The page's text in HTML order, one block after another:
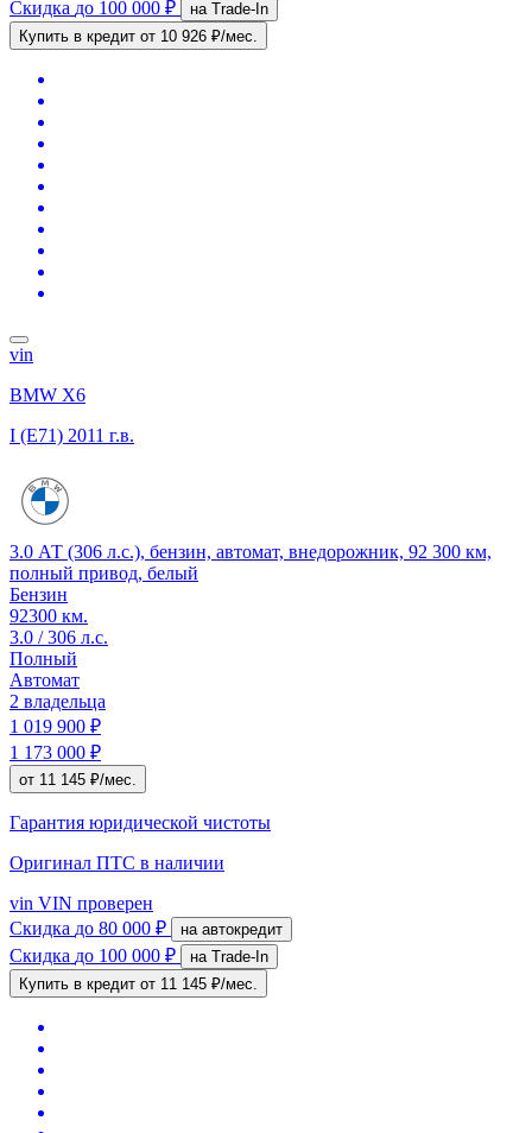
Скидка до 100 000 ₽
на Trade-In
Купить в кредит от 10 926 ₽/мес.
vin
BMW X6
I (E71) 2011 г.в.
3.0 АТ (306 л.с.), бензин, автомат, внедорожник, 92 300 км,
полный привод, белый
Бензин
92300 км.
3.0 / 306 л.с.
Полный
Автомат
2 владельца
1 019 900 ₽
1 173 000 ₽
от 11 145 ₽/мес.
Гарантия юридической чистоты
Оригинал ПТС в наличии
vin VIN проверен
Скидка до 80 000 ₽ на автокредит
Скидка до 100 000 ₽
на Trade-In
Купить в кредит от 11 145 ₽/мес.